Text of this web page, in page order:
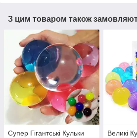
З цим товаром також
Супер Гігантські Кульки
Великі